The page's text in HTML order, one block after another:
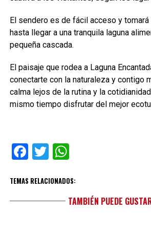
El sendero es de fácil acceso y
hasta llegar a una tranquila laguna
pequeña cascada.
El paisaje que rodea a Laguna
conectarte con la naturaleza y contigo
calma lejos de la rutina y la
mismo tiempo disfrutar del mejor
Facebook
TwitterWhatsApp
TEMAS RELACIONADOS:
TAMBIÉN PUEDE